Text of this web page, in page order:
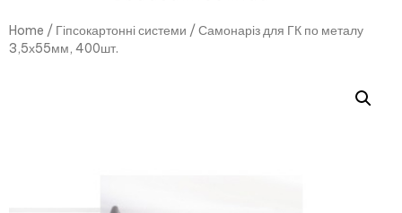
Home / Гіпсокартонні системи / Самонаріз для ГК по металу
3,5х55мм, 400шт.